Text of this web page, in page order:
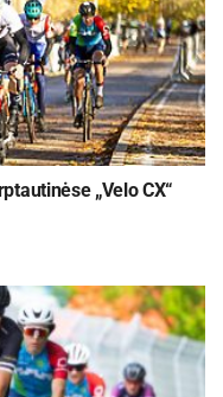
„Velo CX“